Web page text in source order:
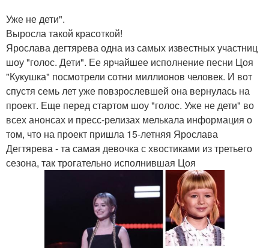
Уже не дети".
Выросла такой красоткой!
Ярослава дегтярева одна из самых известных участниц
шоу "голос. Дети". Ее ярчайшее исполнение песни Цоя
"Кукушка" посмотрели сотни миллионов человек. И вот
спустя семь лет уже повзрослевшей она вернулась на
проект. Еще перед стартом шоу "голос. Уже не дети" во
всех анонсах и пресс-релизах мелькала информация о
том, что на проект пришла 15-летняя Ярослава
Дегтярева - та самая девочка с хвостиками из третьего
сезона, так трогательно исполнившая Цоя